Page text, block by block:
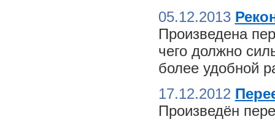
05.12.2013
Произведена
чего должно
более удобной
17.12.2012
Произведён